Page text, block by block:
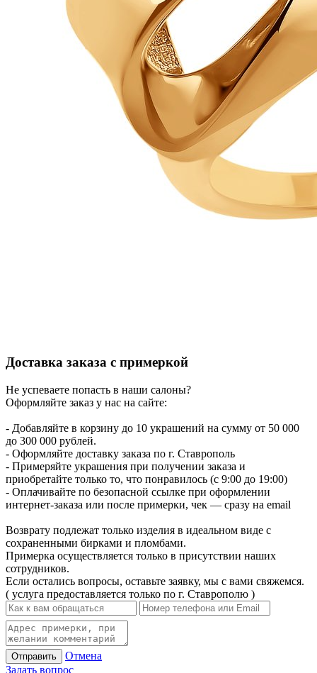
Доставка заказа с примеркой
Не успеваете попасть в наши салоны?
Оформляйте заказ у нас на сайте:
- Добавляйте в корзину до 10 украшений на сумму от 50 000
до 300 000 рублей.
- Оформляйте доставку заказа по г. Ставрополь
- Примеряйте украшения при получении заказа и
приобретайте только то, что понравилось (с 9:00 до 19:00)
- Оплачивайте по безопасной ссылке при оформлении
интернет-заказа или после примерки, чек — сразу на email
Возврату подлежат только изделия в идеальном виде с
сохраненными бирками и пломбами.
Примерка осуществляется только в присутствии наших
сотрудников.
Если остались вопросы, оставьте заявку, мы с вами свяжемся.
( услуга предоставляется только по г. Ставрополю )
Отправить
Отмена
Задать вопрос